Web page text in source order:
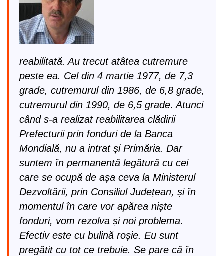
reabilitată. Au trecut atâtea cutremure
peste ea. Cel din 4 martie 1977, de 7,3
grade, cutremurul din 1986, de 6,8 grade,
cutremurul din 1990, de 6,5 grade. Atunci
când s-a realizat reabilitarea clădirii
Prefecturii prin fonduri de la Banca
Mondială, nu a intrat și Primăria. Dar
suntem în permanentă legătură cu cei
care se ocupă de așa ceva la Ministerul
Dezvoltării, prin Consiliul Județean, și în
momentul în care vor apărea niște
fonduri, vom rezolva și noi problema.
Efectiv este cu bulină roșie. Eu sunt
pregătit cu tot ce trebuie. Se pare că în